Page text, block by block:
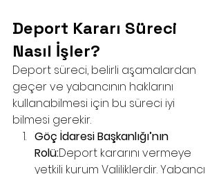
Deport Kararı Süreci
Nasıl İşler?
Deport süreci, belirli aşamalardan
geçer ve yabancının haklarını
kullanabilmesi için bu süreci iyi
bilmesi gerekir.
Göç İdaresi Başkanlığı’nın
Rolü:Deport kararını vermeye
yetkili kurum Valiliklerdir. Yabancı